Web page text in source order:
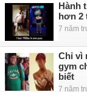
Hành
hơn 2
7 năm
Chỉ vì
gym
biết
7 năm